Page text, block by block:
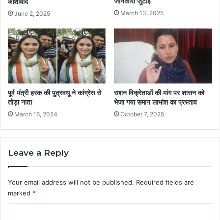
June 2, 2025 March 13, 2025
पूर्व मंत्री हरक की पुत्रवधू ने कांग्रेस से
तोड़ा नाता
March 16, 2024
राशन विक्रेताओं की मांग पर शासन को
भेजा गया समान लाभांश का प्रस्ताव
October 7, 2025
Leave a Reply
Your email address will not be published. Required fields are
marked *